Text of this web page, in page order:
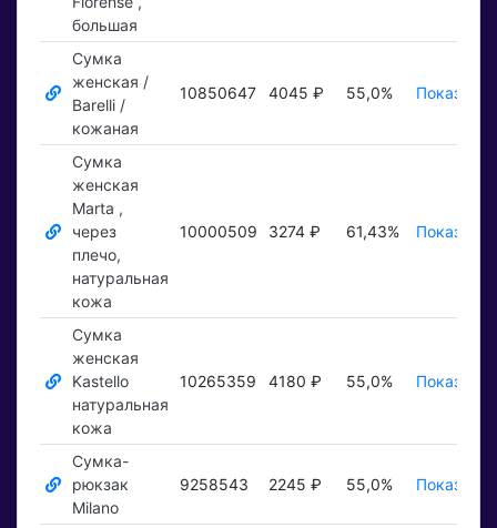
большая
Сумка
женская /
Barelli /
кожаная
10850647 4045 ₽ 55,0% Показать
Сумка
женская
Marta ,
через
плечо,
натуральная
кожа
10000509 3274 ₽ 61,43% Показать
Сумка
женская
Kastello
натуральная
кожа
10265359 4180 ₽ 55,0% Показать
Сумка-
рюкзак
Milano
9258543 2245 ₽ 55,0% Показать